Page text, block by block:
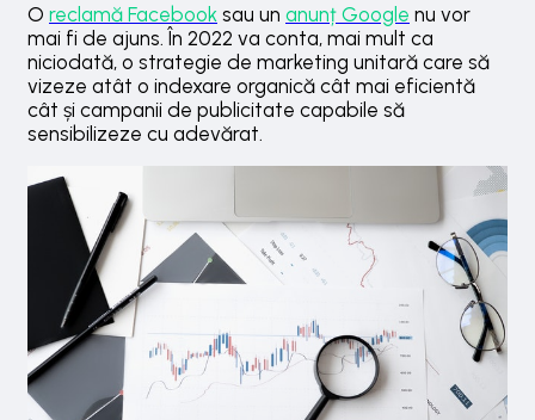
O reclamă Facebook sau un anunț Google nu vor
mai fi de ajuns. În 2022 va conta, mai mult ca
niciodată, o strategie de marketing unitară care să
vizeze atât o indexare organică cât mai eficientă
cât și campanii de publicitate capabile să
sensibilizeze cu adevărat.